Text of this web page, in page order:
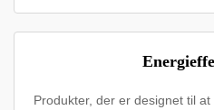
Produkter, der er designet til